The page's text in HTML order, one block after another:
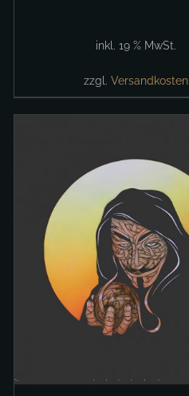
inkl. 19 % MwSt.
zzgl. Versandkosten